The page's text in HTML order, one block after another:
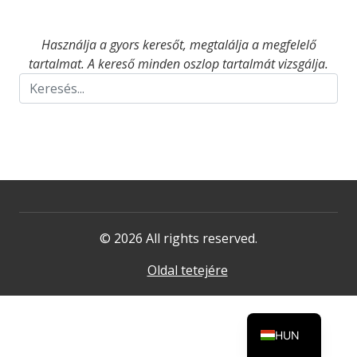
Használja a gyors keresőt, megtalálja a megfelelő
tartalmat. A kereső minden oszlop tartalmát vizsgálja.
© 2026 All rights reserved.
Oldal tetejére
HUN